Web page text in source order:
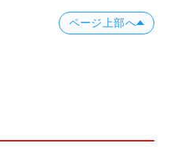
ページ上部へ